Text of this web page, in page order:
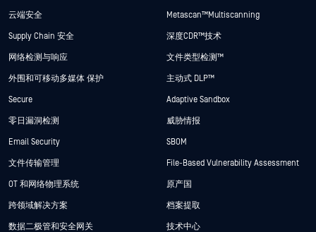
云端安全
Supply Chain 安全
网络检测与响应
外围和可移动多媒体 保护
Secure
零日漏洞检测
Email Security
文件传输管理
OT 和网络物理系统
跨领域解决方案
数据二极管和安全网关
Metascan™ Multiscanning
深度CDR™技术
文件类型检测™
主动式 DLP™
Adaptive Sandbox
威胁情报
SBOM
File-Based Vulnerability Assessment
原产国
档案提取
技术中心